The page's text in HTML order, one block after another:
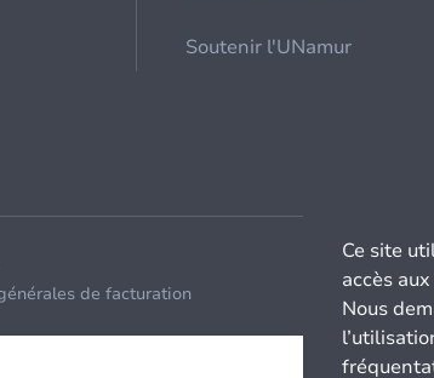
Soutenir l'UNamur
de facturation
Ce site
accès
Nous